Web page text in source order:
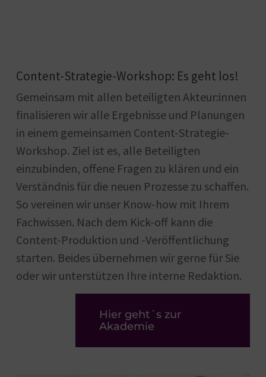
Content-Strategie-Workshop: Es geht los!
Gemeinsam mit allen beteiligten Akteur:innen
finalisieren wir alle Ergebnisse und Planungen
in einem gemeinsamen Content-Strategie-
Workshop. Ziel ist es, alle Beteiligten
einzubinden, offene Fragen zu klären und ein
Verständnis für die neuen Prozesse zu schaffen.
So vereinen wir unser Know-how mit Ihrem
Fachwissen. Nach dem Kick-off kann die
Content-Produktion und -Veröffentlichung
starten. Beides übernehmen wir gerne für Sie
oder wir unterstützen Ihre interne Redaktion.
Hier geht´s zur
Akademie